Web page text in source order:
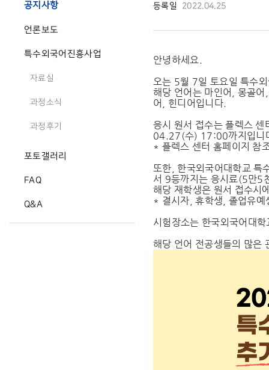
공지사항
언론보도
특수외국어진흥사업
자료실
과정소식
과정후기
포토갤러리
FAQ
Q&A
등록일 2022.04.25
안녕하세요.
오는 5월 7일 토요일 특수
해당 언어는 마인어, 몽골
어, 힌디어입니다.
응시 원서 접수는 플렉스
04.27(수) 17:00까지입
* 플렉스 센터 홈페이지 참
또한, 한국외국어대학교 특
서 9등까지는 응시료(5만5
해당 재학생은 원서 접수시
* 결시자, 휴학생, 졸업유예
시험장소는 한국외국어대
해당 언어 전공생들의 많은